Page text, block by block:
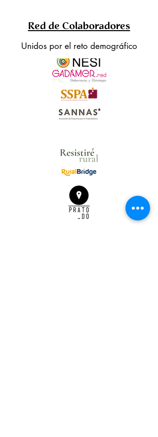
Red de Colaboradores
Unidos por el reto demográfico